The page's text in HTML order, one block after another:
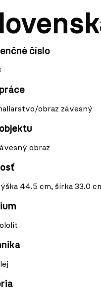
číslo
obraz závesný
obraz
44.5 cm, šírka 33.0